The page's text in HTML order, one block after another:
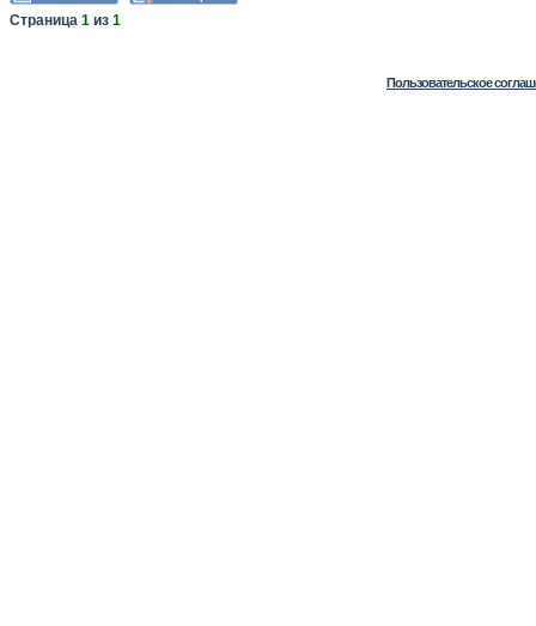
Страница 1 из 1
Пользовательское